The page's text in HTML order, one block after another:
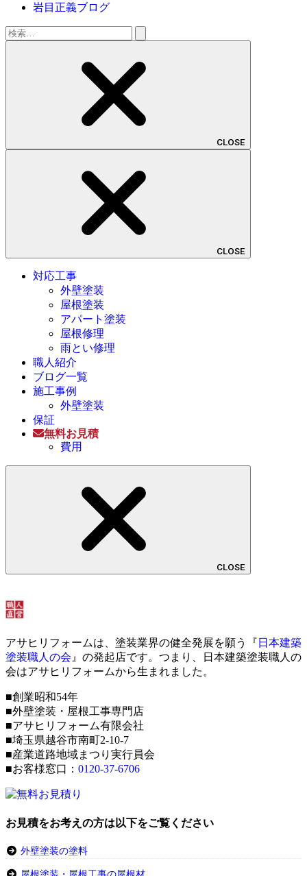
岩目正義ブログ
検
索:
CLOSE
CLOSE
対応工事
外壁塗装
屋根塗装
アパート塗装
屋根修理
雨とい修理
職人紹介
ブログ一覧
施工事例
外壁塗装
保証
無料お見積
費用
CLOSE
アサヒリフォームは、塗装業界の健全発展を願う『 日本建築
塗装職人の会 』の発起店です。つまり、日本建築塗装職人の
会はアサヒリフォームから生まれました。
■創業昭和54年
■外壁塗装・屋根工事専門店
■アサヒリフォーム有限会社
■埼玉県越谷市南町2-10-7
■産業道路地域まつり実行員会
■お客様窓口： 0120-37-6706
お見積をお考えの方は以下をご覧ください
外壁塗装の塗料